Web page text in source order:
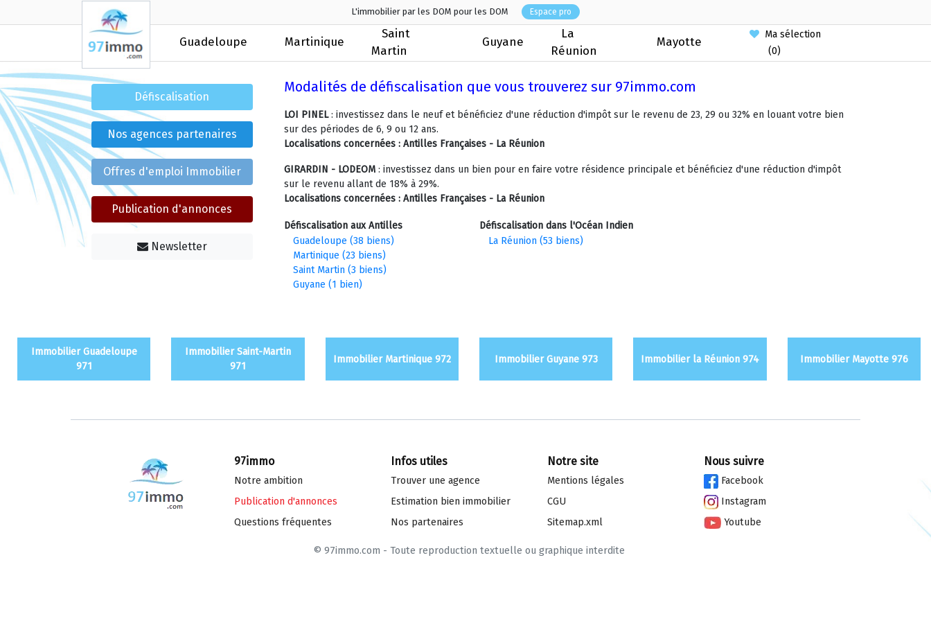
L'immobilier par les DOM pour les DOM Espace pro
Guadeloupe Martinique
Saint
Martin
Guyane
La
Réunion
Mayotte
Ma sélection
(0)
Défiscalisation
Nos agences partenaires
Offres d'emploi Immobilier
Publication d'annonces
Newsletter
Modalités de défiscalisation que vous trouverez sur 97immo.com
LOI PINEL: investissez dans le neuf et bénéficiez d'une réduction d'impôt sur le revenu de 23, 29 ou 32% en louant votre bien
sur des périodes de 6, 9 ou 12 ans.
Localisations concernées : Antilles Françaises - La Réunion
GIRARDIN - LODEOM : investissez dans un bien pour en faire votre résidence principale et bénéficiez d'une réduction d'impôt
sur le revenu allant de 18% à 29%.
Localisations concernées : Antilles Françaises - La Réunion
Défiscalisation aux Antilles
Guadeloupe (38 biens)
Martinique (23 biens)
Saint Martin (3 biens)
Guyane (1 bien)
Défiscalisation dans l'Océan Indien
La Réunion (53 biens)
Immobilier Guadeloupe
971
Immobilier Saint-Martin
971
Immobilier Martinique 972 Immobilier Guyane 973 Immobilier la Réunion 974 Immobilier Mayotte 976
97immo
Notre ambition
Publication d'annonces
Questions fréquentes
Infos utiles
Trouver une agence
Estimation bien immo bilier
Nos partenaires
Notre site
Mentions légales
CGU
Sitemap.xml
Nous suivre
Facebook
Instagram
Youtube
© 97immo.com - Toute reproduction textuelle ou graphique interdite